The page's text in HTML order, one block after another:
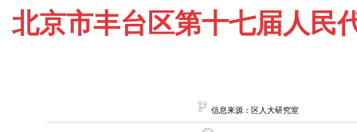
北京市丰台区第十七届人民
信息来源：区人大研究室